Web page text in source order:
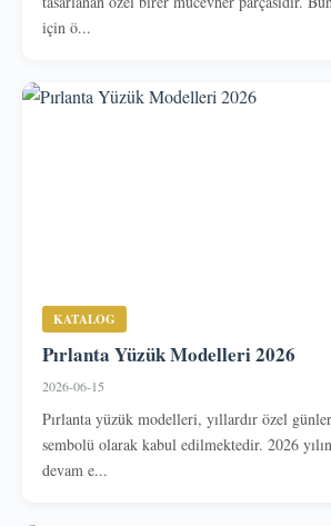
için ö...
KATALOG
Pırlanta Yüzük Modelleri 2026
2026-06-15
Pırlanta yüzük modelleri, yıllardır özel
sembolü olarak kabul edilmektedir. 2026
devam e...